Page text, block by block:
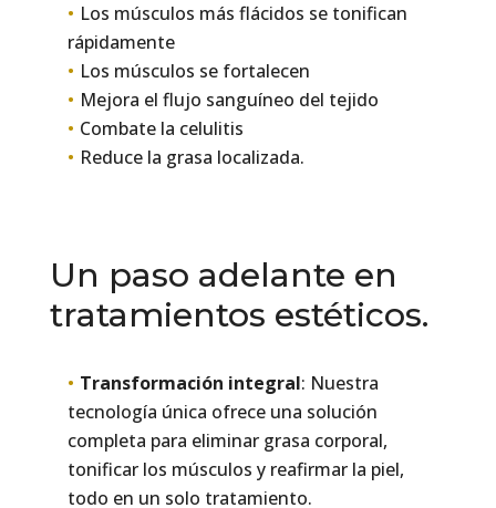
Los músculos más flácidos se tonifican
rápidamente
Los músculos se fortalecen
Mejora el flujo sanguíneo del tejido
Combate la celulitis
Reduce la grasa localizada.
Un paso adelante en
tratamientos estéticos.
Transformación integral: Nuestra
tecnología única ofrece una solución
completa para eliminar grasa corporal,
tonificar los músculos y reafirmar la piel,
todo en un solo tratamiento.